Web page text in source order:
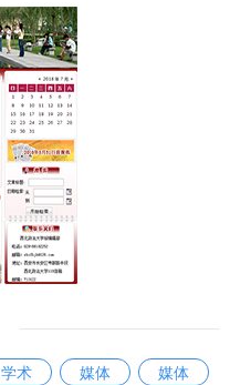
学术 媒体
媒体